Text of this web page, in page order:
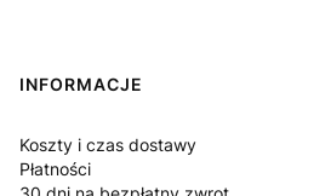
Linki w stopce
INFORMACJE
Koszty i czas dostawy
Płatności